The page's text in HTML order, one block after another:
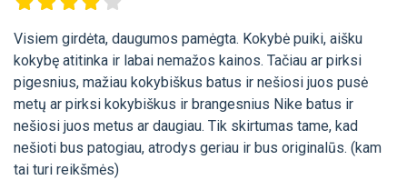
Visiem girdėta, daugumos pamėgta. Kokybė puiki, aišku
kokybę atitinka ir labai nemažos kainos. Tačiau ar pirksi
pigesnius, mažiau kokybiškus batus ir nešiosi juos pusė
metų ar pirksi kokybiškus ir brangesnius Nike batus ir
nešiosi juos metus ar daugiau. Tik skirtumas tame, kad
nešioti bus patogiau, atrodys geriau ir bus originalūs. (kam
tai turi reikšmės)